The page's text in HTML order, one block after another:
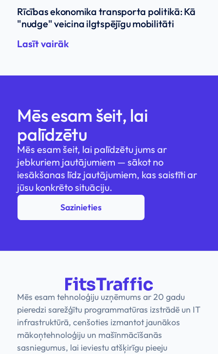
Rīcības ekonomika transporta politikā: Kā
"nudge" veicina ilgtspējīgu mobilitāti
Lasīt vairāk
Mēs esam šeit, lai
palīdzētu
Mēs esam šeit, lai palīdzētu jums ar
jebkuriem jautājumiem — sākot no
iesākšanas līdz jautājumiem, kas saistīti ar
jūsu konkrēto situāciju.
Sazinieties
Mēs esam tehnoloģiju uzņēmums ar 20 gadu
pieredzi sarežģītu programmatūras izstrādē un IT
infrastruktūrā, cenšoties izmantot jaunākos
mākoņtehnoloģiju un mašīnmācīšanās
sasniegumus, lai ieviestu atšķirīgu pieeju